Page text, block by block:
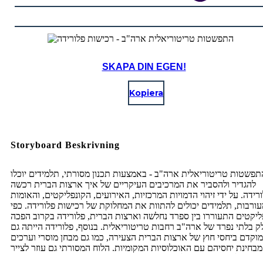
SKAPA DIN EGEN!
Kopiera
Storyboard Beskrivning
טריטוריאלית ארה"ב - באמצעות תכנון מסורתי, תלמידים יוכלו
להגדיר ולהסביר את המרכיבים העיקריים של איך ארצות הברית רכשה
על ידי זיהוי הדמויות המרכזיות, האירועים, הקונפליקטים, והאומות
תלמידים יכולים להתוות את המחלוקת של רכישות פלורידה. כפי
התעוררו בין ספרד נחלשה וארצות הברית, פלורידה בקרוב הפכה
בלתי נפרד של ארה"ב רחבות טריטוריאלית. בנוסף, פלורידה הייתה גם
ביחסי חוץ של ארצות הברית הצעירה, כמו גם מבחן מוסרי וערכים
מבחינת יחסיהם עם האוכלוסיות המקומיות. הלוח המסורתי גם עוזר לצייר